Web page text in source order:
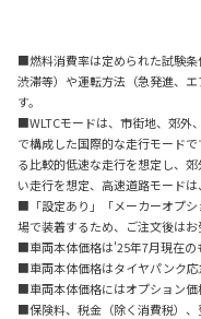
■燃料消費率は定められた試験条
渋滞等）や運転方法（急発進、
す。
■WLTCモードは、市街地、郊外
で構成した国際的な走行モード
る比較的低速な走行を想定し、
い走行を想定、高速道路モード
■「設定あり」「メーカーオプ
場で装着するため、ご注文後はお
■車両本体価格は'25年7月現在の
■車両本体価格はタイヤパンク応
■車両本体価格にはオプション価
■保険料、税金（除く消費税）、